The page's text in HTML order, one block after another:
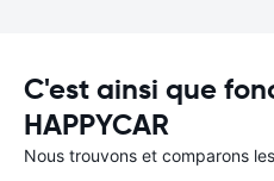
C'est ainsi que
HAPPYCAR
Nous trouvons et comparons